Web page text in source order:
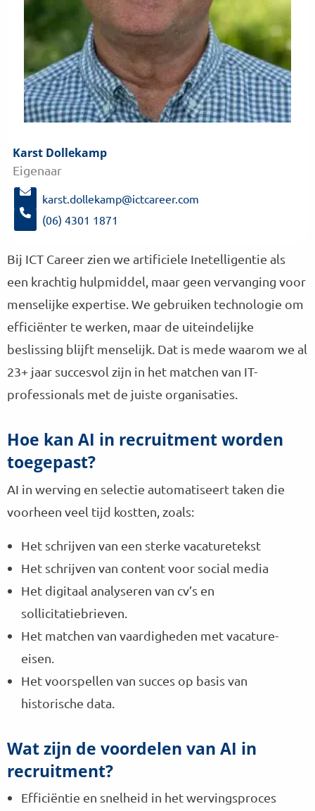
Meer
informatie
over:
Karst
Dollekamp
Karst Dollekamp
Eigenaar
karst.dollekamp@ictcareer.com
S
t
u
e
e
n
-
m
i
n
a
a
K
a
t
D
l
e
a
m
(06) 4301 1871
K
a
r
s
D
o
l
k
m
Bij ICT Career zien we artificiele Inetelligentie als
een krachtig hulpmiddel, maar geen vervanging voor
menselijke expertise. We gebruiken technologie om
efficiënter te werken, maar de uiteindelijke
beslissing blijft menselijk. Dat is mede waarom we al
23+ jaar succesvol zijn in het matchen van IT-
professionals met de juiste organisaties.
Hoe kan AI in recruitment worden
toegepast?
AI in werving en selectie automatiseert taken die
voorheen veel tijd kostten, zoals:
Het schrijven van een sterke vacaturetekst
Het schrijven van content voor social media
Het digitaal analyseren van cv’s en
sollicitatiebrieven.
Het matchen van vaardigheden met vacature-
eisen.
Het voorspellen van succes op basis van
historische data.
Wat zijn de voordelen van AI in
recruitment?
Efficiëntie en snelheid in het wervingsproces